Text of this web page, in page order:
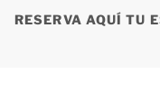
RESERVA AQUÍ TU